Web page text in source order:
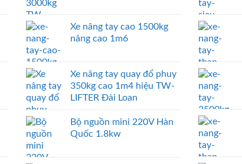
Xe nâng tay cao 1500kg
nâng cao 1m6
Xe nâng tay quay đổ phuy
350kg cao 1m4 hiệu TW-
LIFTER Đài Loan
Bộ nguồn mini 220V Hàn
Quốc 1.8kw